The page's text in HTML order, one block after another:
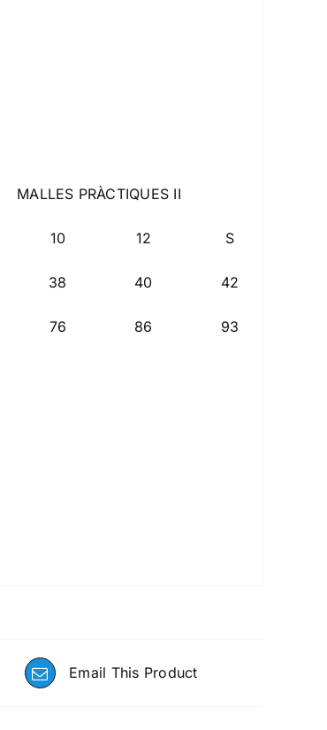
MALLES PRÀCTIQUES II
10 12 S
38 40 42
76 86 93
Email This Product